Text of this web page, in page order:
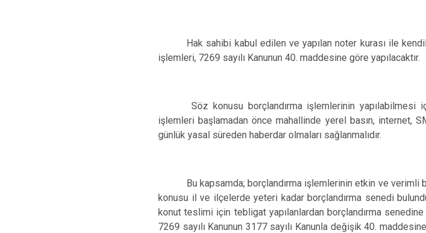
Hak sahibi kabul edilen ve yapılan noter kurası ile
işlemleri, 7269 sayılı Kanunun 40. maddesine göre yapılacaktır.
Söz konusu borçlandırma işlemlerinin yapılabilmesi
işlemleri başlamadan önce mahallinde yerel basın, internet,
günlük yasal süreden haberdar olmaları sağlanmalıdır.
Bu kapsamda; borçlandırma işlemlerinin etkin ve verimli
konusu il ve ilçelerde yeteri kadar borçlandırma senedi
konut teslimi için tebligat yapılanlardan borçlandırma
7269 sayılı Kanunun 3177 sayılı Kanunla değişik 40.